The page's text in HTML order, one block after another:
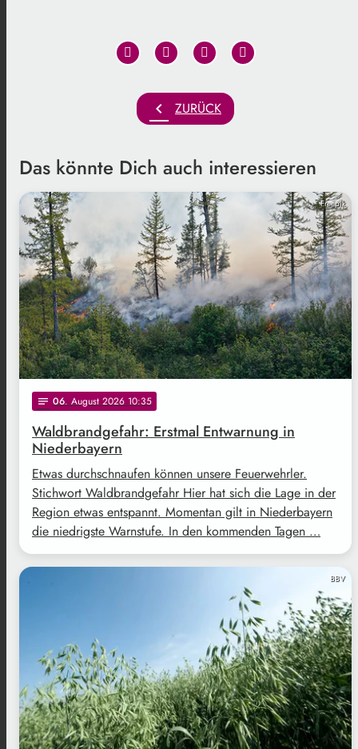
chevron_left ZURÜCK
Das könnte Dich auch interessieren
Freepik
notes 06. August 2026 10:35
Waldbrandgefahr: Erstmal Entwarnung in
Niederbayern
Etwas durchschnaufen können unsere Feuerwehrler.
Stichwort Waldbrandgefahr Hier hat sich die Lage in der
Region etwas entspannt. Momentan gilt in Niederbayern
die niedrigste Warnstufe. In den kommenden Tagen …
BBV